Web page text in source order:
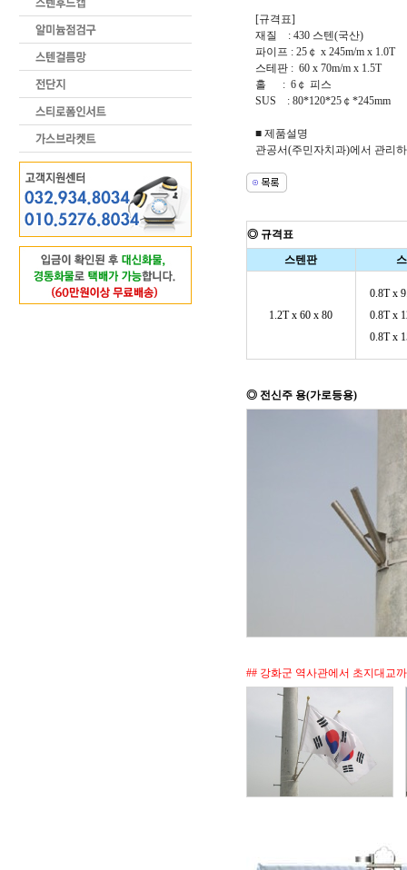
[규격표]
재질 : 430 스텐(국산)
파이프 : 25￠ x 245m/m x 1.0T
스테판 : 60 x 70m/m x 1.5T
홀 : 6￠ 피스
SUS : 80*120*25￠*245mm
■ 제품설명
관공서(주민자치과)에서 관리
◎ 규격표
스텐판
1.2T x 60 x 80
0.8T x
0.8T x
0.8T x
◎ 전신주 용(가로등용)
## 강화군 역사관에서 초지대교